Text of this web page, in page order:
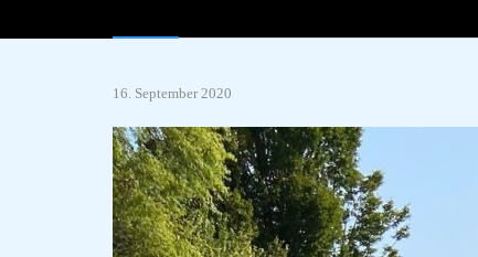
16. September 2020